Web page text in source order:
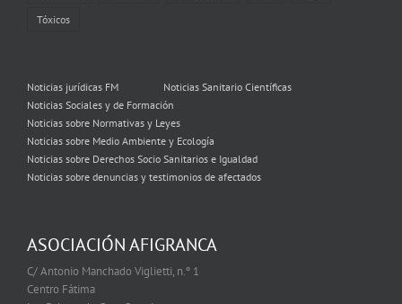
Tóxicos
Noticias jurídicas FM
Noticias Sanitario Científicas
Noticias Sociales y de Formación
Noticias sobre Normativas y Leyes
Noticias sobre Medio Ambiente y Ecología
Noticias sobre Derechos Socio Sanitarios e Igualdad
Noticias sobre denuncias y testimonios de afectados
ASOCIACIÓN AFIGRANCA
C/ Antonio Manchado Viglietti, n.º 1
Centro Fátima